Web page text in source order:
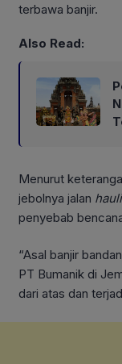
terbawa banjir.
Also Read:
Menurut
jebolnya jalan
penyebab
“Asal banjir
PT Bumanik di
dari atas dan